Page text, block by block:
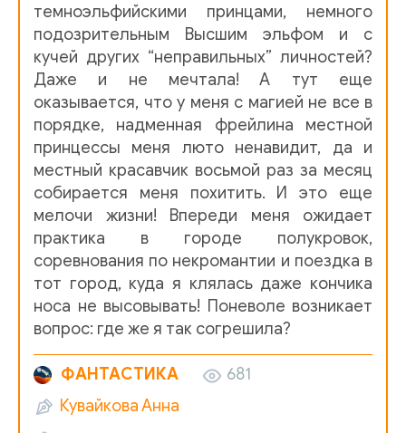
09_Кувайкова А.- Друзей не выбирают
10_Кувайкова А.- Друзей не выбирают
11_Кувайкова А.- Друзей не выбирают
12_Кувайкова А.- Друзей не выбирают
13_Кувайкова А.- Друзей не выбирают
14_Кувайкова А.- Друзей не выбирают
15_Кувайкова А.- Друзей не выбирают
16_Кувайкова А.- Друзей не выбирают
17_Кувайкова А.- Друзей не выбирают
18_Кувайкова А.- Друзей не выбирают
темноэльфийскими принцами, немного
подозрительным Высшим эльфом и с
кучей других “неправильных” личностей?
Даже и не мечтала! А тут еще
оказывается, что у меня с магией не все в
порядке, надменная фрейлина местной
принцессы меня люто ненавидит, да и
местный красавчик восьмой раз за месяц
собирается меня похитить. И это еще
мелочи жизни! Впереди меня ожидает
практика в городе полукровок,
соревнования по некромантии и поездка в
тот город, куда я клялась даже кончика
носа не высовывать! Поневоле возникает
вопрос: где же я так согрешила?
ФАНТАСТИКА
681
Кувайкова Анна